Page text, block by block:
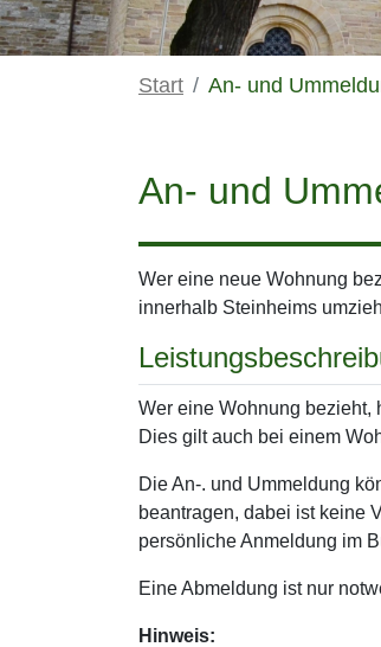
Start An- und
An- und
Wer eine neue Wohnung
innerhalb Steinheims
Wer eine Wohnung bezieht,
Dies gilt auch bei einem
Die An-. und Ummeldung
beantragen, dabei ist keine
persönliche Anmeldung im
Eine Abmeldung ist nur
Hinweis: